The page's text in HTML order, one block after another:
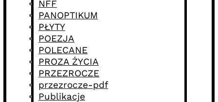
NFF
PANOPTIKUM
PŁYTY
POEZJA
POLECANE
PROZA ŻYCIA
PRZEZROCZE
przezrocze-pdf
Publikacje